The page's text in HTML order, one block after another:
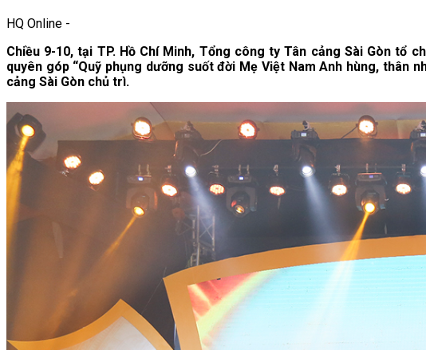
HQ Online -
Chiều 9-10, tại TP. Hồ Chí Minh, Tổng công ty Tân cảng Sài Gòn tổ
quyên góp “Quỹ phụng dưỡng suốt đời Mẹ Việt Nam Anh hùng, thân
cảng Sài Gòn chủ trì.